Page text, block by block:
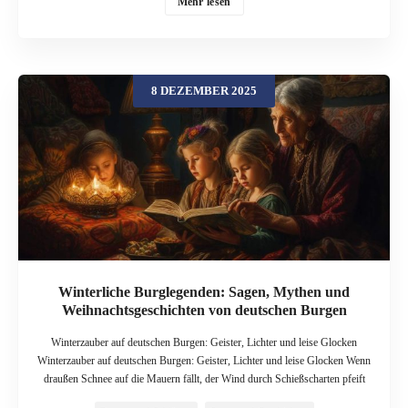
kurze Vorlesegeschichten nutzen. Edinburgh Castle – Die Geister über der
Stadt Region & Burg Edinburgh Castle thront auf einem Felsen direkt über
der Altstadt von Edinburgh. Wer im Winter durch die festlich beleuchtete
Stadt geht und hinauf zur Burg blickt, versteht sofort, warum sie als eine der
eindrucksvollsten Festungen Europas gilt. Zugleich gilt sie als einer der „am
meisten heimgesuchten“ Orte Schottlands: Besucher berichten von
unerklärlichen Geräuschen, kalten Luftzügen, Schatten und Gestalten, die
plötzlich verschwinden. Die Geschichte vom einsamen Dudelsackspieler Eine
der bekanntesten Legenden rund […]
8 DEZEMBER 2025
Winterliche Burglegenden: Sagen, Mythen und
Weihnachtsgeschichten von deutschen Burgen
Winterzauber auf deutschen Burgen: Geister, Lichter und leise Glocken
Winterzauber auf deutschen Burgen: Geister, Lichter und leise Glocken Wenn
draußen Schnee auf die Mauern fällt, der Wind durch Schießscharten pfeift